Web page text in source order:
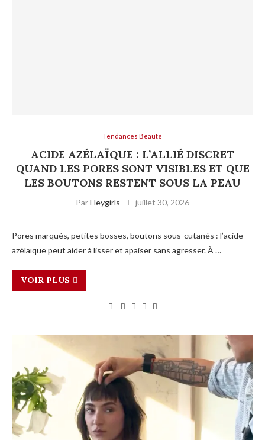
Tendances Beauté
ACIDE AZÉLAÏQUE : L’ALLIÉ DISCRET
QUAND LES PORES SONT VISIBLES ET QUE
LES BOUTONS RESTENT SOUS LA PEAU
ParHeygirls juillet 30, 2026
Pores marqués, petites bosses, boutons sous-cutanés : l’acide
azélaïque peut aider à lisser et apaiser sans agresser. À …
VOIR PLUS